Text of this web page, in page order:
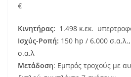
€
Κινητήρας: 1.498 κ.εκ.
Ισχύς-Ροπή: 150 hp / 6.000
σ.α.λ
Μετάδοση: Εμπρός τροχούς με